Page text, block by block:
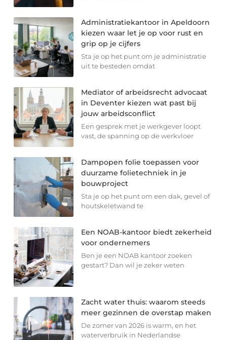
Administratiekantoor in Apeldoorn
kiezen waar let je op voor rust en
grip op je cijfers
Sta je op het punt om je administratie
uit te besteden omdat
Mediator of arbeidsrecht advocaat
in Deventer kiezen wat past bij
jouw arbeidsconflict
Een gesprek met je werkgever loopt
vast, de spanning op de werkvloer
Dampopen folie toepassen voor
duurzame folietechniek in je
bouwproject
Sta je op het punt om een dak, gevel of
houtskeletwand te
Een NOAB-kantoor biedt zekerheid
voor ondernemers
Ben je een NOAB kantoor zoeken
gestart? Dan wil je zeker weten
Zacht water thuis: waarom steeds
meer gezinnen de overstap maken
De zomer van 2026 is warm, en het
waterverbruik in Nederlandse